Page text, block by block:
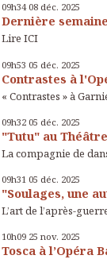
09h34 08 déc. 2025
Dernière
Lire ICI
09h53 05 déc. 2025
Contrastes à
« Contrastes » à
09h32 05 déc. 2025
"Tutu" au
La compagnie de
09h31 05 déc. 2025
"Soulages, une
L’art de l’après-
10h09 25 nov. 2025
Tosca à l’Opéra